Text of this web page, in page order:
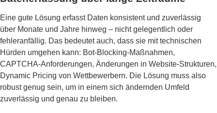
Eine gute Lösung erfasst Daten konsistent und zuverlässig
über Monate und Jahre hinweg – nicht gelegentlich oder
fehleranfällig. Das bedeutet auch, dass sie mit technischen
Hürden umgehen kann: Bot-Blocking-Maßnahmen,
CAPTCHA-Anforderungen, Änderungen in Website-Strukturen,
Dynamic Pricing von Wettbewerbern. Die Lösung muss also
robust genug sein, um in einem sich ändernden Umfeld
zuverlässig und genau zu bleiben.